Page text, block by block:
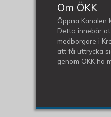
Om ÖKK
Öppna Kanalen
Detta innebär
medborgare i
att få uttrycka
genom ÖKK ha